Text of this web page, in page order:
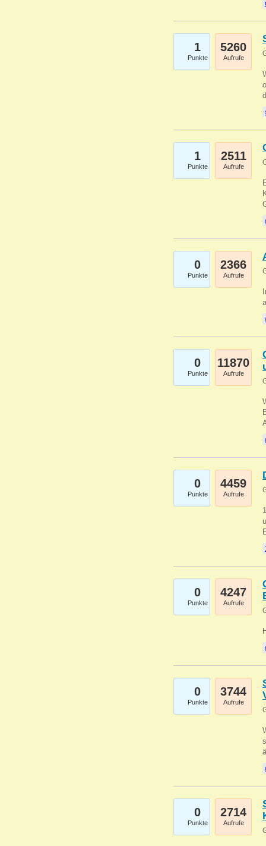
1
Punkte
5260
Aufrufe
1
Punkte
2511
Aufrufe
0
Punkte
2366
Aufrufe
0
Punkte
11870
Aufrufe
0
Punkte
4459
Aufrufe
0
Punkte
4247
Aufrufe
0
Punkte
3744
Aufrufe
0
Punkte
2714
Aufrufe